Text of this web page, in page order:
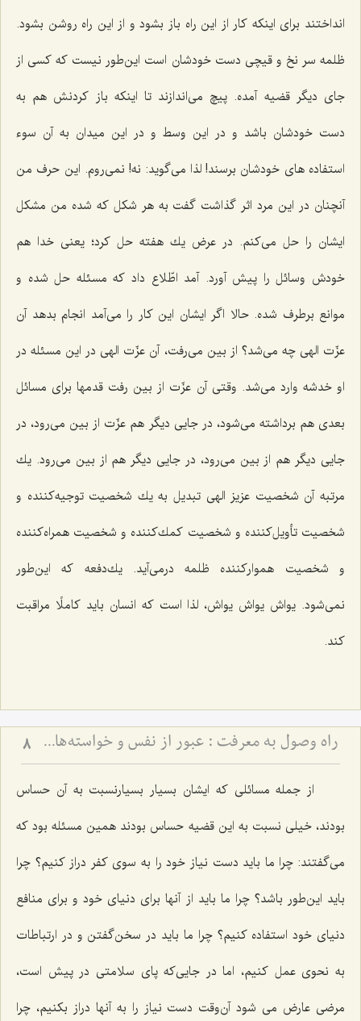
انداختند برای اینكه كار از این راه باز بشود و از این راه روشن بشود.
ظلمه سر نخ و قیچی دست خودشان است این‌طور نیست كه كسی از
جای دیگر قضیه آمده. پیچ می‌اندازند تا اینكه باز كردنش هم به
دست خودشان باشد و در این وسط و در این میدان به آن سوء
استفاده های خودشان برسند! لذا می‌گوید: نه! نمی‌روم. این حرف من
آنچنان در این مرد اثر گذاشت گفت به هر شكل كه شده من مشكل
ایشان را حل می‌كنم. در عرض یك هفته حل كرد؛ یعنی خدا هم
خودش وسائل را پیش آورد. آمد اطّلاع داد كه مسئله حل شده و
موانع برطرف شده. حالا اگر ایشان این كار را می‌آمد انجام بدهد آن
عزّت الهی چه می‌شد؟ از بین می‌رفت، آن عزّت الهی در این مسئله در
او خدشه وارد می‌شد. وقتی آن عزّت از بین رفت قدمها برای مسائل
بعدی هم برداشته می‌شود، در جایی دیگر هم عزّت از بین می‌رود، در
جایی دیگر هم از بین می‌رود، در جایی دیگر هم از بین می‌رود. یك
مرتبه آن شخصیت عزیز الهی تبدیل به یك شخصیت توجیه‌كننده و
شخصیت تأویل‌كننده و شخصیت كمك‌كننده و شخصیت همراه‌كننده
و شخصیت همواركننده ظلمه درمی‌آید. یك‌دفعه كه این‌طور
نمی‌شود. یواش یواش یواش، لذا است كه انسان باید كاملًا مراقبت
كند.
راه وصول به معرفت :‌ عبور از نفس و خواسته‏‌هاى آن‏ 8
از جمله مسائلی كه ایشان بسیار بسیارنسبت به آن حساس
بودند، خیلی نسبت به این قضیه حساس بودند همین مسئله بود كه
می‌گفتند: چرا ما باید دست نیاز خود را به سوی كفر دراز كنیم؟ چرا
باید این‌طور باشد؟ چرا ما باید از آنها برای دنیای خود و برای منافع
دنیای خود استفاده كنیم؟ چرا ما باید در سخن‌گفتن و در ارتباطات
به نحوی عمل كنیم، اما در جایی‌كه پای سلامتی در پیش است،
مرضی عارض می شود آن‌وقت دست نیاز را به آنها دراز بكنیم، چرا